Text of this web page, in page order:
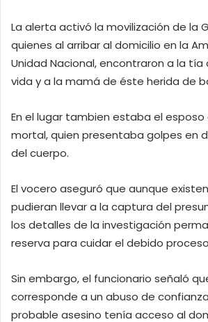
La alerta activó la movilización de la
quienes al arribar al domicilio en la
Unidad Nacional, encontraron a la
vida y a la mamá de éste herida de
En el lugar tambien estaba el
mortal, quien presentaba golpes en
del cuerpo.
El vocero aseguró que aunque
pudieran llevar a la captura del
los detalles de la investigación
reserva para cuidar el debido
Sin embargo, el funcionario señaló
corresponde a un abuso de
probable asesino tenía acceso al